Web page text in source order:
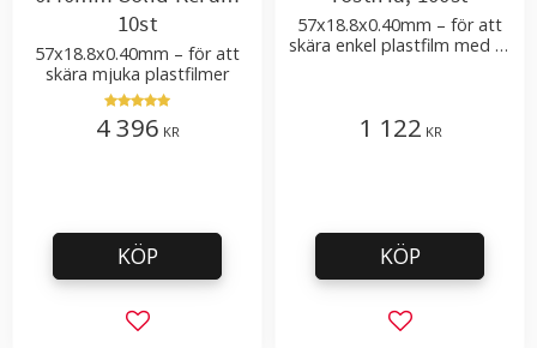
10st
57x18.8x0.40mm – för att
skära mjuka plastfilmer
4 396 KR
Lägg till i favoriter
KÖP
57x18.8x0.40mm – för att
skära enkel plastfilm med få
1 122 KR
Lägg till i
KÖP